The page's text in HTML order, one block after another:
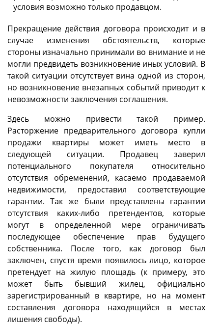
условия возможно только продавцом.
Прекращение действия договора происходит и в
случае изменения обстоятельств, которые
стороны изначально принимали во внимание и не
могли предвидеть возникновение иных условий. В
такой ситуации отсутствует вина одной из сторон,
но возникновение внезапных событий приводит к
невозможности заключения соглашения.
Здесь можно привести такой пример.
Расторжение предварительного договора купли
продажи квартиры может иметь место в
следующей ситуации. Продавец заверил
потенциального покупателя относительно
отсутствия обременений, касаемо продаваемой
недвижимости, предоставил соответствующие
гарантии. Так же были представлены гарантии
отсутствия каких-либо претендентов, которые
могут в определенной мере ограничивать
последующее обеспечение прав будущего
собственника. После того, как договор был
заключен, спустя время появилось лицо, которое
претендует на жилую площадь (к примеру, это
может быть бывший жилец, официально
зарегистрированный в квартире, но на момент
составления договора находящийся в местах
лишения свободы).